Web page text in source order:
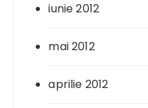
iunie 2012
mai 2012
aprilie 2012